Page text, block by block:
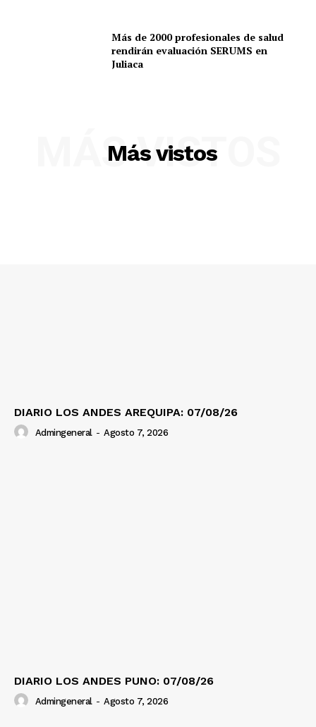
Más de 2000 profesionales de salud
rendirán evaluación SERUMS en
Juliaca
Más vistos
MÁS VISTOS
DIARIO LOS ANDES AREQUIPA: 07/08/26
Admingeneral - Agosto 7, 2026
DIARIO LOS ANDES PUNO: 07/08/26
Admingeneral - Agosto 7, 2026